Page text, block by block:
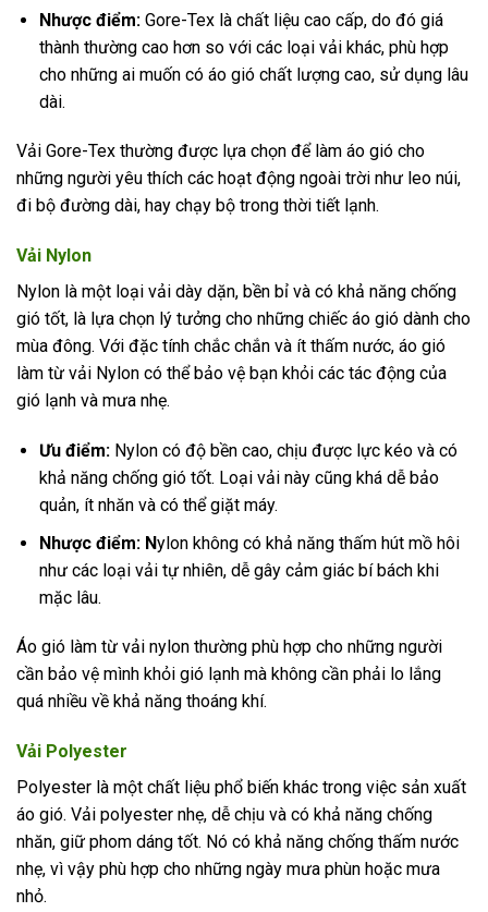
Nhược điểm:Gore-Tex là chất liệu cao cấp, do đó giá
thành thường cao hơn so với các loại vải khác, phù hợp
cho những ai muốn có áo gió chất lượng cao, sử dụng lâu
dài.
Vải Gore-Tex thường được lựa chọn để làm áo gió cho
những người yêu thích các hoạt động ngoài trời như leo núi,
đi bộ đường dài, hay chạy bộ trong thời tiết lạnh.
Vải Nylon
Nylon là một loại vải dày dặn, bền bỉ và có khả năng chống
gió tốt, là lựa chọn lý tưởng cho những chiếc áo gió dành cho
mùa đông. Với đặc tính chắc chắn và ít thấm nước, áo gió
làm từ vải Nylon có thể bảo vệ bạn khỏi các tác động của
gió lạnh và mưa nhẹ.
Ưu điểm:Nylon có độ bền cao, chịu được lực kéo và có
khả năng chống gió tốt. Loại vải này cũng khá dễ bảo
quản, ít nhăn và có thể giặt máy.
Nhược điểm: Nylon không có khả năng thấm hút mồ hôi
như các loại vải tự nhiên, dễ gây cảm giác bí bách khi
mặc lâu.
Áo gió làm từ vải nylon thường phù hợp cho những người
cần bảo vệ mình khỏi gió lạnh mà không cần phải lo lắng
quá nhiều về khả năng thoáng khí.
Vải Polyester
Polyester là một chất liệu phổ biến khác trong việc sản xuất
áo gió. Vải polyester nhẹ, dễ chịu và có khả năng chống
nhăn, giữ phom dáng tốt. Nó có khả năng chống thấm nước
nhẹ, vì vậy phù hợp cho những ngày mưa phùn hoặc mưa
nhỏ.